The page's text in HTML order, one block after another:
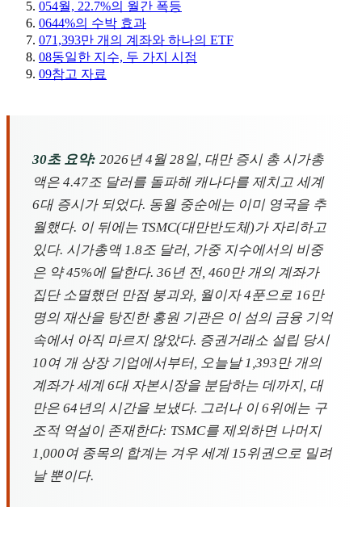
054월, 22.7%의 월간 폭등
0644%의 수박 효과
071,393만 개의 계좌와 하나의 ETF
08동일한 지수, 두 가지 시점
09참고 자료
30초 요약: 2026년 4월 28일, 대만 증시 총 시가총
액은 4.47조 달러를 돌파해 캐나다를 제치고 세계
6대 증시가 되었다. 동월 중순에는 이미 영국을 추
월했다. 이 뒤에는 TSMC(대만반도체)가 자리하고
있다. 시가총액 1.8조 달러, 가중 지수에서의 비중
은 약 45%에 달한다. 36년 전, 460만 개의 계좌가
집단 소멸했던 만점 붕괴와, 월이자 4푼으로 16만
명의 재산을 탕진한 홍원 기관은 이 섬의 금융 기억
속에서 아직 마르지 않았다. 증권거래소 설립 당시
10여 개 상장 기업에서부터, 오늘날 1,393만 개의
계좌가 세계 6대 자본시장을 분담하는 데까지, 대
만은 64년의 시간을 보냈다. 그러나 이 6위에는 구
조적 역설이 존재한다: TSMC를 제외하면 나머지
1,000여 종목의 합계는 겨우 세계 15위권으로 밀려
날 뿐이다.